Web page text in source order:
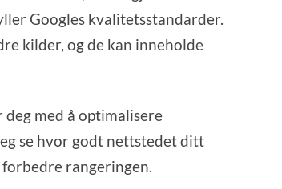
Googles kvalitetsstandarder.
kilder, og de kan inneholde
med å optimalisere
se hvor godt nettstedet ditt
rangeringen.